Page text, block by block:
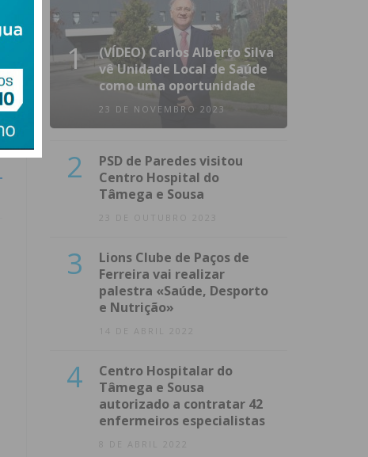
1
(VÍDEO) Carlos Alberto Silva
vê Unidade Local de Saúde
como uma oportunidade
23 DE NOVEMBRO 2023
2
PSD de Paredes visitou
Centro Hospital do
Tâmega e Sousa
23 DE OUTUBRO 2023
3
Lions Clube de Paços de
Ferreira vai realizar
palestra «Saúde, Desporto
e Nutrição»
14 DE ABRIL 2022
4
Centro Hospitalar do
Tâmega e Sousa
autorizado a contratar 42
enfermeiros especialistas
8 DE ABRIL 2022